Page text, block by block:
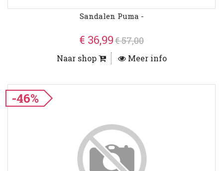
Sandalen Puma -
€ 36,99€ 57,00
Naar shop Meer info
-46%